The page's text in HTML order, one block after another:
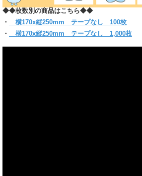
◆◆枚数別の商品はこちら◆◆
・
横170x縦250mm テープなし 100枚
・
横170x縦250mm テープなし 1,000枚